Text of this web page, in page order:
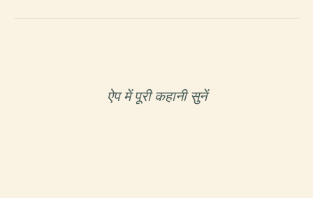
ऐप में पूरी कहानी सुनें